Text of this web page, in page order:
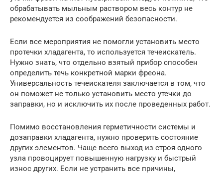
обрабатывать мыльным раствором весь контур не
рекомендуется из соображений безопасности.
Если все мероприятия не помогли установить место
протечки хладагента, то используется течеискатель.
Нужно знать, что отдельно взятый прибор способен
определить течь конкретной марки фреона.
Универсальность течеискателя заключается в том, что
он поможет не только установить место утечки до
заправки, но и исключить их после проведенных работ.
Помимо восстановления герметичности системы и
дозаправки хладагента, нужно проверить состояние
других элементов. Чаще всего выход из строя одного
узла провоцирует повышенную нагрузку и быстрый
износ других. Если не устранить все причины,